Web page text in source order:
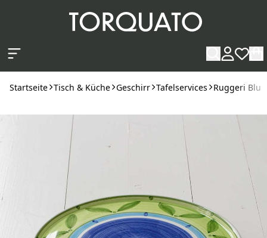
Startseite Tisch & Küche Geschirr Tafelservices Ruggeri